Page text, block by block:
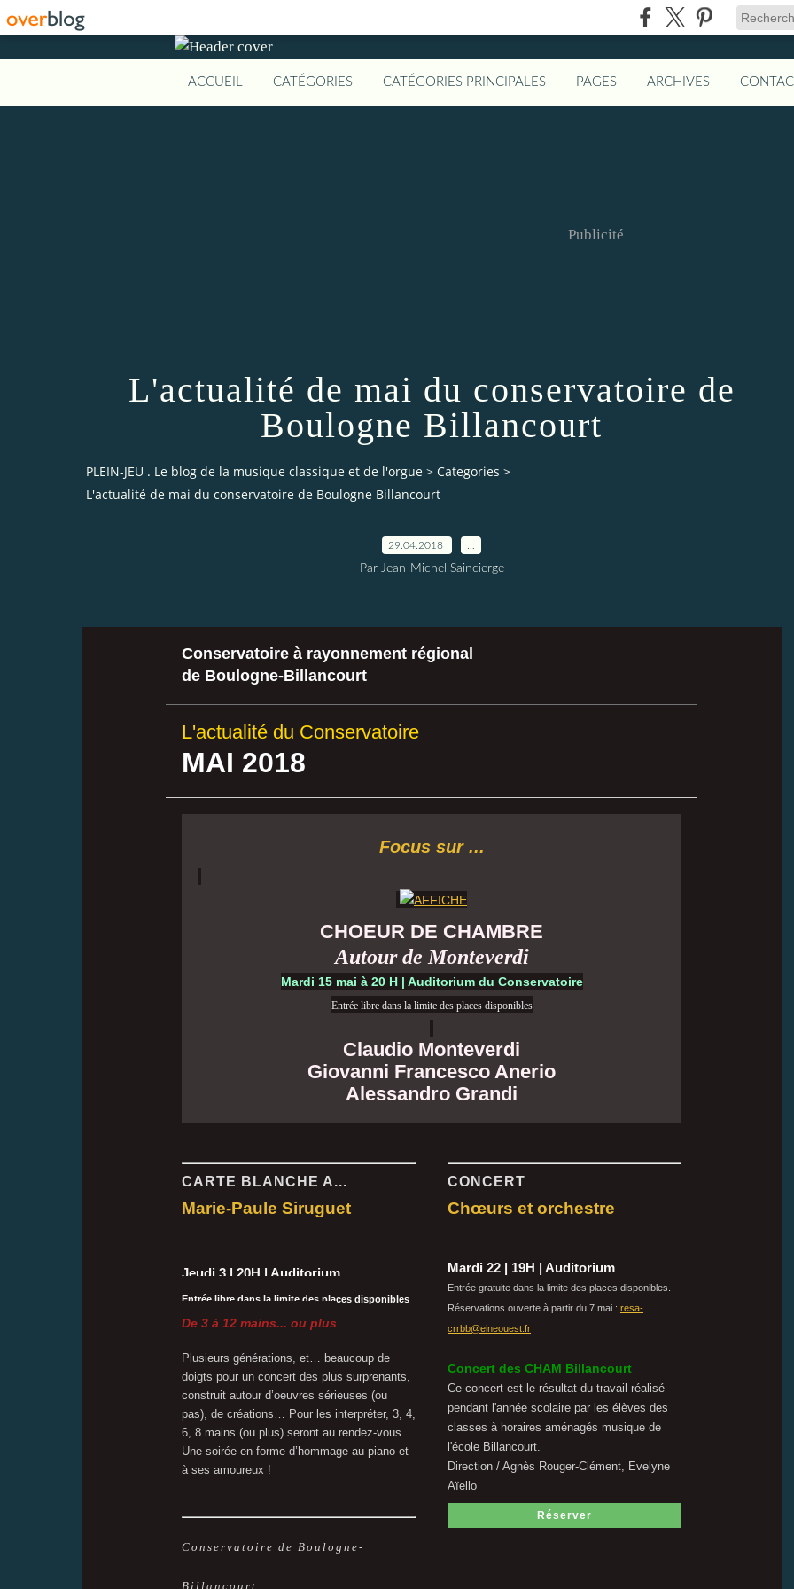
ACCUEIL CATÉGORIES CATÉGORIES PRINCIPALES PAGES ARCHIVES
Publicité
L'actualité de mai du conservatoire de
Boulogne Billancourt
PLEIN-JEU . Le blog de la musique classique et de l'orgue > Categories >
L'actualité de mai du conservatoire de Boulogne Billancourt
29.04.2018
Par Jean-Michel Saincierge
Conservatoire à rayonnement régional
de Boulogne-Billancourt
L'actualité du Conservatoire
MAI 2018
Focus sur ...
CHOEUR DE CHAMBRE
Autour de Monteverdi
Mardi 15 mai à 20 H | Auditorium du Conservatoire
Entrée libre dans la limite des places disponibles
Claudio Monteverdi
Giovanni Francesco Anerio
Alessandro Grandi
CARTE BLANCHE A...
Marie-Paule Siruguet
Jeudi 3 | 20H | Auditorium
Entrée libre dans la limite des places disponibles
De 3 à 12 mains... ou plus
Plusieurs générations, et… beaucoup de
doigts pour un concert des plus surprenants,
construit autour d’oeuvres sérieuses (ou
pas), de créations… Pour les interpréter, 3, 4,
6, 8 mains (ou plus) seront au rendez-vous.
Une soirée en forme d’hommage au piano et
à ses amoureux !
Conservatoire de Boulogne-
Billancourt
CONCERT
Chœurs et orchestre
Mardi 22 | 19H | Auditorium
Entrée gratuite dans la limite des places disponibles.
Réservations ouverte à partir du 7 mai : resa-
crrbb@eineouest.fr
Concert des CHAM Billancourt
Ce concert est le résultat du travail réalisé
pendant l'année scolaire par les élèves des
classes à horaires aménagés musique de
l'école Billancourt.
Direction / Agnès Rouger-Clément, Evelyne
Aïello
Réserver